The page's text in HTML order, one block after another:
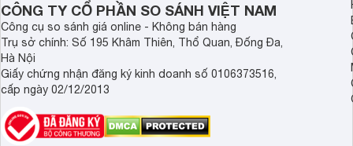
CÔNG TY CỔ PHẦN SO SÁNH VIỆT NAM
Công cụ so sánh giá online - Không bán hàng
Trụ sở chính: Số 195 Khâm Thiên, Thổ Quan, Đống Đa,
Hà Nội
Giấy chứng nhận đăng ký kinh doanh số 0106373516,
cấp ngày 02/12/2013